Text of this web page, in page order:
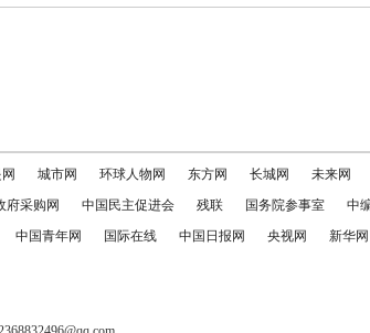
城市网 环球人物网 东方网 长城网 未来网
府采购网 中国民主促进会 残联 国务院参事室 中
中国青年网 国际在线 中国日报网 央视网 新华网